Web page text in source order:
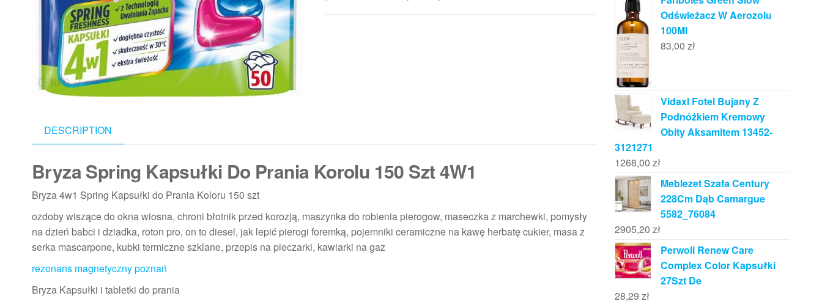
DESCRIPTION
Bryza Spring Kapsułki Do Prania Korolu 150 Szt 4W1
Bryza 4w1 Spring Kapsułki do Prania Koloru 150 szt
ozdoby wiszące do okna wiosna, chroni błotnik przed korozją, maszynka do robienia pierogow, maseczka z marchewki, pomysły
na dzień babci i dziadka, roton pro, on to diesel, jak lepić pierogi foremką, pojemniki ceramiczne na kawę herbatę cukier, masa z
serka mascarpone, kubki termiczne szklane, przepis na pieczarki, kawiarki na gaz
rezonans magnetyczny poznań
Bryza Kapsułki i tabletki do prania
Odświeżacz W Aerozolu
100Ml
83,00 zł
Vidaxl Fotel Bujany Z
Podnóżkiem Kremowy
Obity Aksamitem 13452-
3121271
1268,00 zł
Meblezet Szafa Century
228Cm Dąb Camargue
5582_76084
2905,20 zł
Perwoll Renew Care
Complex Color Kapsułki
27Szt De
28,29 zł